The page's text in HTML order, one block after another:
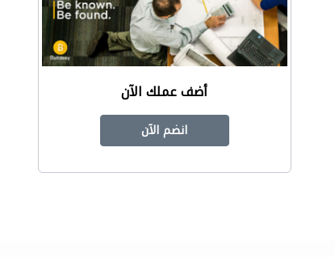
أضف عملك الآن
انضم الآن